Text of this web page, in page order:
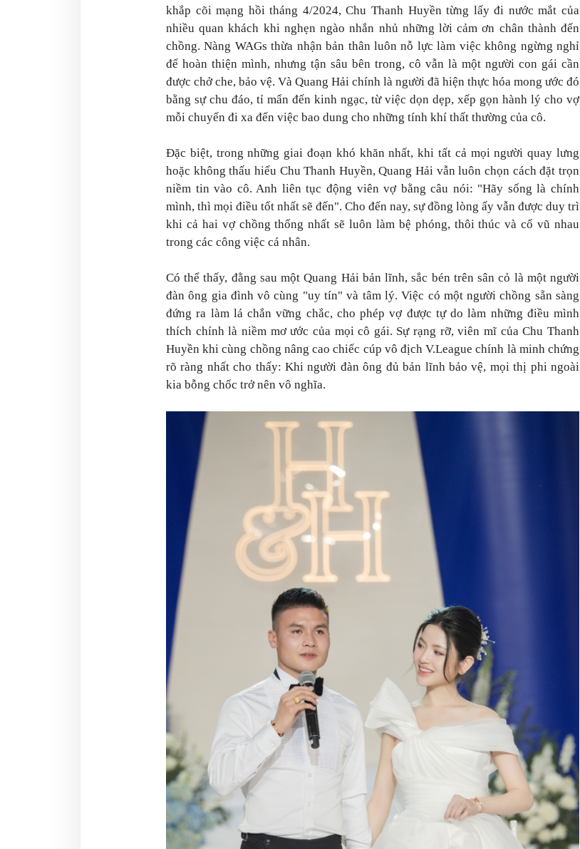
khắp cõi mạng hồi tháng 4/2024, Chu Thanh Huyền từng lấy đi nước mắt của
nhiều quan khách khi nghẹn ngào nhắn nhủ những lời cảm ơn chân thành đến
chồng. Nàng WAGs thừa nhận bản thân luôn nỗ lực làm việc không ngừng nghỉ
để hoàn thiện mình, nhưng tận sâu bên trong, cô vẫn là một người con gái cần
được chở che, bảo vệ. Và Quang Hải chính là người đã hiện thực hóa mong ước đó
bằng sự chu đáo, tỉ mẩn đến kinh ngạc, từ việc dọn dẹp, xếp gọn hành lý cho vợ
mỗi chuyến đi xa đến việc bao dung cho những tính khí thất thường của cô.
Đặc biệt, trong những giai đoạn khó khăn nhất, khi tất cả mọi người quay lưng
hoặc không thấu hiểu Chu Thanh Huyền, Quang Hải vẫn luôn chọn cách đặt trọn
niềm tin vào cô. Anh liên tục động viên vợ bằng câu nói: "Hãy sống là chính
mình, thì mọi điều tốt nhất sẽ đến". Cho đến nay, sự đồng lòng ấy vẫn được duy trì
khi cả hai vợ chồng thống nhất sẽ luôn làm bệ phóng, thôi thúc và cổ vũ nhau
trong các công việc cá nhân.
Có thể thấy, đằng sau một Quang Hải bản lĩnh, sắc bén trên sân cỏ là một người
đàn ông gia đình vô cùng "uy tín" và tâm lý. Việc có một người chồng sẵn sàng
đứng ra làm lá chắn vững chắc, cho phép vợ được tự do làm những điều mình
thích chính là niềm mơ ước của mọi cô gái. Sự rạng rỡ, viên mĩ của Chu Thanh
Huyền khi cùng chồng nâng cao chiếc cúp vô địch V.League chính là minh chứng
rõ ràng nhất cho thấy: Khi người đàn ông đủ bản lĩnh bảo vệ, mọi thị phi ngoài
kia bỗng chốc trở nên vô nghĩa.